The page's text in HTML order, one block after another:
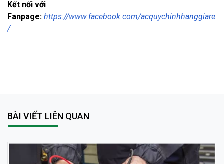
Kết nối với
Fanpage: https://www.facebook.com/acquychinhhanggiare
/
BÀI VIẾT LIÊN QUAN